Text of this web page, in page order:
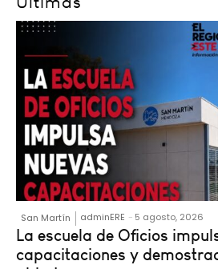
San Martín adminERE - 5 agosto, 2026
La escuela de Oficios
capacitaciones y